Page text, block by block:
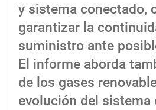
y sistema conectado,
garantizar la
suministro ante
El informe aborda
de los gases
evolución del sistema